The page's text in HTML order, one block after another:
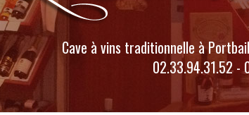
Cave à vins traditionnelle à
02.33.94.31.52 -